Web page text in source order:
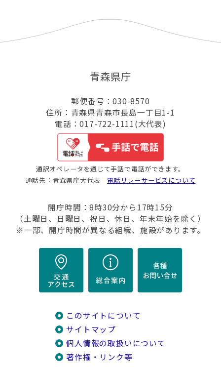
青森県庁
郵便番号：030-8570
住所：青森県青森市長島一丁目1-1
電話：017-722-1111(大代表)
通訳オペレータを通じて手話で電話ができます。
通話先：青森県庁大代表 電話リレーサービスについて
開庁時間：8時30分から17時15分
（土曜日、日曜日、祝日、休日、年末年始を除く）
※一部、開庁時間が異なる組織、施設があります。
このサイトについて
サイトマップ
個人情報の取扱いについて
著作権・リンク等